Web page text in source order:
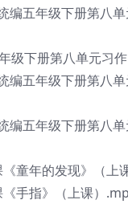
编五年级下册第八
级下册第八单元习作
编五年级下册第八
编五年级下册第八
《童年的发现》（上
《手指》（上课）